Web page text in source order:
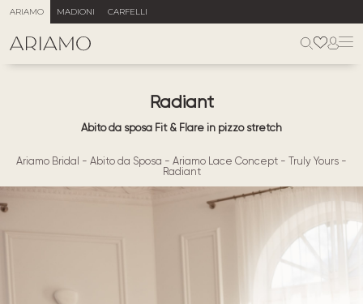
ARIAMO MADIONI CARFELLI
Radiant
Abito da sposa Fit & Flare in pizzo stretch
Ariamo Bridal - Abito da Sposa - Ariamo Lace Concept - Truly Yours -
Radiant